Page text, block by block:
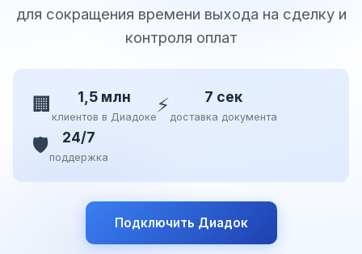
для сокращения времени выхода на сделку и
контроля оплат
🏢 1,5 млн
клиентов в Диадоке⚡ 7 сек
доставка документа
🛡️ 24/7
поддержка
Подключить Диадок